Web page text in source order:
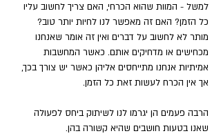
למשל - המוות שהוא הכרחי, האם צריך לחשוב עליו
כל הזמן? האם זה מאפשר לנו לחיות יותר טוב?
מותר לא לחשוב על דברים ואין זה אומר שאנחנו
מכחישים או מדחיקים אותם. כאשר המחשבות
אמיתיות אנחנו מתייחסים אליהן כאשר יש צורך בכך,
אך אין הכרח לעשות זאת כל הזמן.
הרבה פעמים הן יגרמו לנו לשיתוק ביחס לפעולה
שאנו בטעות חושבים שהיא קשורה בהן.